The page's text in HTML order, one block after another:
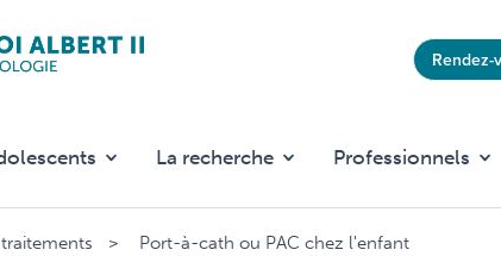
TopRendez-
La recherche Professionnels
traitements Port-à-cath ou PAC chez l'enfant